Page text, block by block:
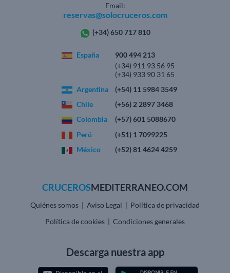
Email:
reservas@solocruceros.com
(+34) 650 717 810
España
900 494 213
(+34) 911 93 56 95
(+34) 933 90 31 65
Argentina
(+54) 11 5984 3549
Chile
(+56) 2 2897 3468
Colombia
(+57) 601 5088670
Perú
(+51) 1 7099225
México
(+52) 81 4624 4259
CRUCEROSMEDITERRANEO.COM
Quiénes somos Aviso Legal
Política de privacidad
Política de cookies
Condiciones generales
Descarga nuestra app